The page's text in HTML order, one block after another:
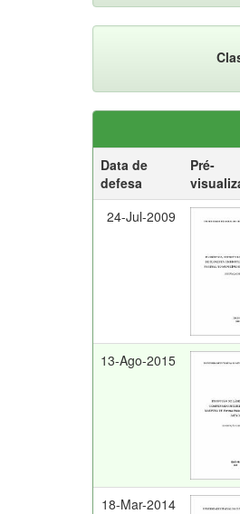
Data de
defesa
Pré-
24-Jul-2009
13-Ago-2015
18-Mar-2014